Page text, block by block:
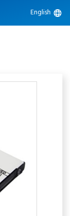
English language